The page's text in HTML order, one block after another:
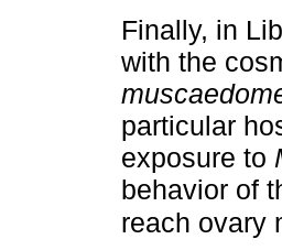
Finally, in
with the
particular
exposure to
behavior of
reach ovary